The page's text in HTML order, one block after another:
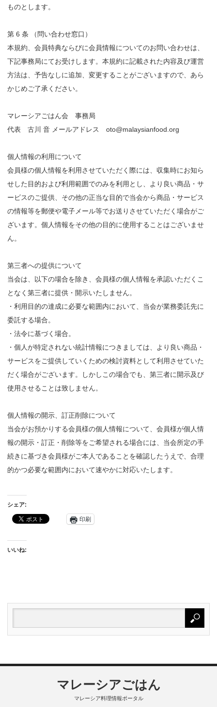
ものとします。
第 6 条 （問い合わせ窓口）
本規約、会員特典ならびに会員情報についてのお問い合わせは、
下記事務局にてお受けします。本規約に記載された内容及び運営
方法は、予告なしに追加、変更することがございますので、あら
かじめご了承ください。
マレーシアごはん会 事務局
代表 古川 音 メールアドレス oto@malaysianfood.org
個人情報の利用について
会員様の個人情報を利用させていただく際には、収集時にお知ら
せした目的および利用範囲でのみを利用とし、より良い商品・サ
ービスのご提供、その他の正当な目的で当会から商品・サービス
の情報等を郵便や電子メール等でお送りさせていただく場合がご
ざいます。個人情報をその他の目的に使用することはございませ
ん。
第三者への提供について
当会は、以下の場合を除き、会員様の個人情報を承認いただくこ
となく第三者に提供・開示いたしません。
・利用目的の達成に必要な範囲内において、当会が業務委託先に
委託する場合。
・法令に基づく場合。
・個人が特定されない統計情報につきましては、より良い商品・
サービスをご提供していくための検討資料として利用させていた
だく場合がございます。しかしこの場合でも、第三者に開示及び
使用させることは致しません。
個人情報の開示、訂正削除について
当会がお預かりする会員様の個人情報について、会員様が個人情
報の開示・訂正・削除等をご希望される場合には、当会所定の手
続きに基づき会員様がご本人であることを確認したうえで、合理
的かつ必要な範囲内において速やかに対応いたします。
シェア:
印刷
いいね:
マレーシアごはん
マレーシア料理情報ポータル